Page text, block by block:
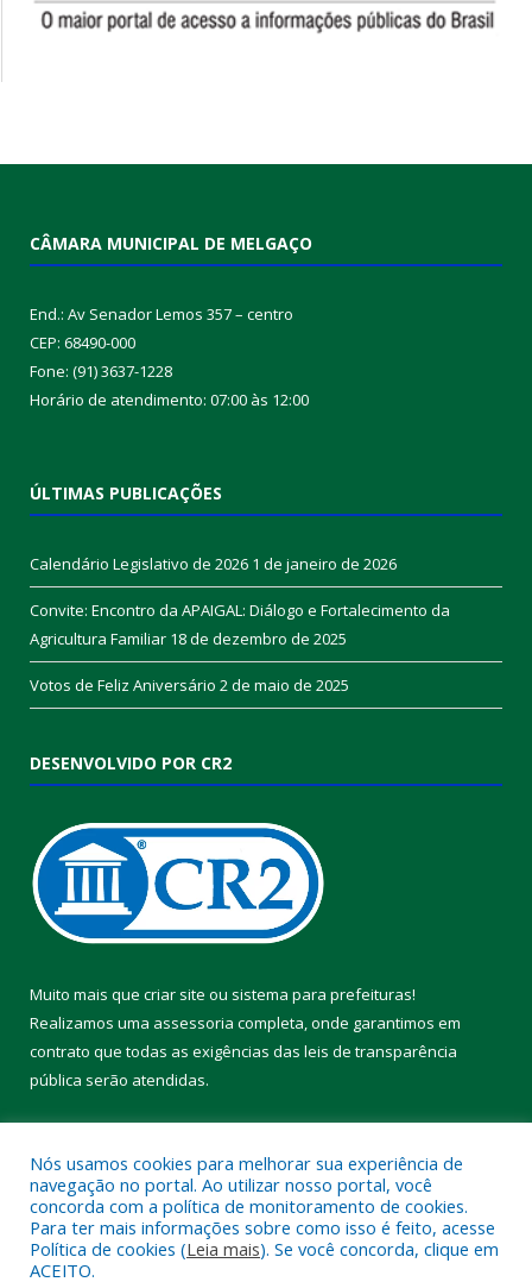
CÂMARA MUNICIPAL DE MELGAÇO
End.: Av Senador Lemos 357 – centro
CEP: 68490-000
Fone: (91) 3637-1228
Horário de atendimento: 07:00 às 12:00
ÚLTIMAS PUBLICAÇÕES
Calendário Legislativo de 2026 1 de janeiro de 2026
Convite: Encontro da APAIGAL: Diálogo e Fortalecimento da
Agricultura Familiar 18 de dezembro de 2025
Votos de Feliz Aniversário 2 de maio de 2025
DESENVOLVIDO POR CR2
Muito mais que criar site ou sistema para prefeituras!
Realizamos uma assessoria completa, onde garantimos em
contrato que todas as exigências das leis de transparência
pública serão atendidas.
Todos os direitos reservados a Câmara Municipal de Melgaço.
Nós usamos cookies para melhorar sua experiência de
navegação no portal. Ao utilizar nosso portal, você
concorda com a política de monitoramento de cookies.
Para ter mais informações sobre como isso é feito, acesse
Política de cookies (Leia mais). Se você concorda, clique em
ACEITO.